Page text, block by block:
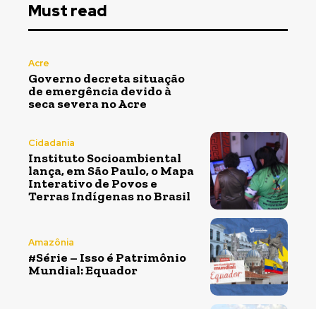
Must read
Acre
Governo decreta situação
de emergência devido à
seca severa no Acre
Cidadania
Instituto Socioambiental
lança, em São Paulo, o Mapa
Interativo de Povos e
Terras Indígenas no Brasil
Amazônia
#Série – Isso é Patrimônio
Mundial: Equador